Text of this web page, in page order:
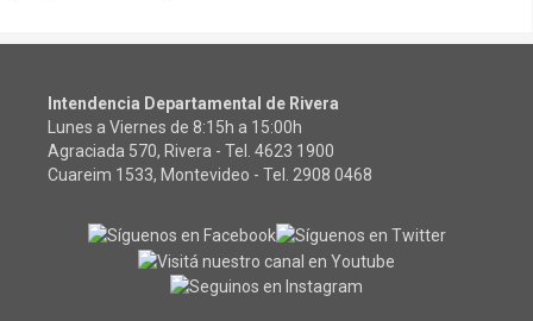
Intendencia Departamental de Rivera
Lunes a Viernes de 8:15h a 15:00h
Agraciada 570, Rivera - Tel. 4623 1900
Cuareim 1533, Montevideo - Tel. 2908 0468